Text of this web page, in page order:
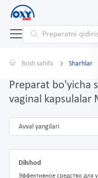
Bosh sahifa Sharhlar
Preparat bo'yicha
vaginal
Avval yangilari
Dilshod
Эффективное средство для